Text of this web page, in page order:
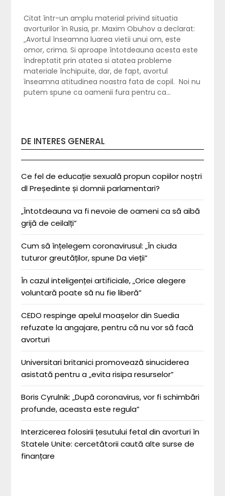
Citat într-un amplu material privind situatia
avorturilor în Rusia, pr. Maxim Obuhov a declarat:
„Avortul înseamna luarea vietii unui om, este
omor, crima. Si aproape întotdeauna acesta este
îndreptatit prin atatea si atatea probleme
materiale închipuite, dar, de fapt, avortul
înseamna atitudinea noastra fata de copil. Noi nu
putem spune ca oamenii fura pentru ca…
DE INTERES GENERAL
Ce fel de educație sexuală propun copiilor noștri
dl Președinte și domnii parlamentari?
„Întotdeauna va fi nevoie de oameni ca să aibă
grijă de ceilalți”
Cum să înțelegem coronavirusul: „În ciuda
tuturor greutăților, spune Da vieții”
În cazul inteligenței artificiale, „Orice alegere
voluntară poate să nu fie liberă”
CEDO respinge apelul moașelor din Suedia
refuzate la angajare, pentru că nu vor să facă
avorturi
Universitari britanici promovează sinuciderea
asistată pentru a „evita risipa resurselor”
Boris Cyrulnik: „După coronavirus, vor fi schimbări
profunde, aceasta este regula”
Interzicerea folosirii țesutului fetal din avorturi în
Statele Unite: cercetătorii caută alte surse de
finanțare